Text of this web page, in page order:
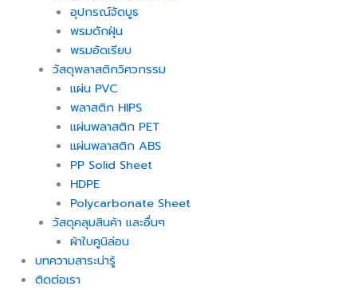
อุปกรณ์จัดบูธ
พรมดักฝุ่น
พรมอัดเรียบ
วัสดุพลาสติกวิศวกรรม
แผ่น PVC
พลาสติก HIPS
แผ่นพลาสติก PET
แผ่นพลาสติก ABS
PP Solid Sheet
HDPE
Polycarbonate Sheet
วัสดุคลุมสินค้า และอื่นๆ
ผ้าใบคูนิล่อน
บทความสาระน่ารู้
ติดต่อเรา